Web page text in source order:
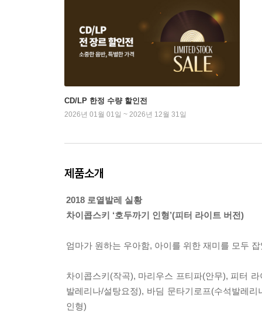
CD/LP 한정 수량 할인전
2026년 01월 01일 ~ 2026년 12월 31일
제품소개
2018 로열발레 실황
차이콥스키 ‘호두까기 인형’(피터 라이트 버전)
엄마가 원하는 우아함, 아이를 위한 재미를 모두
차이콥스키(작곡), 마리우스 프티파(안무), 피터
발레리나/설탕요정), 바딤 문타기로프(수석발레
인형)